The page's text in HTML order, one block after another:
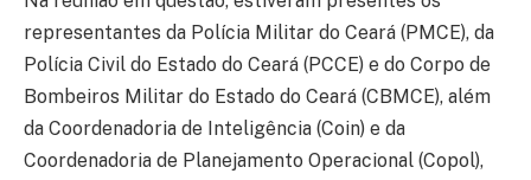
representantes da Polícia Militar do Ceará (PMCE), da
Polícia Civil do Estado do Ceará (PCCE) e do Corpo de
Bombeiros Militar do Estado do Ceará (CBMCE), além
da Coordenadoria de Inteligência (Coin) e da
Coordenadoria de Planejamento Operacional (Copol),